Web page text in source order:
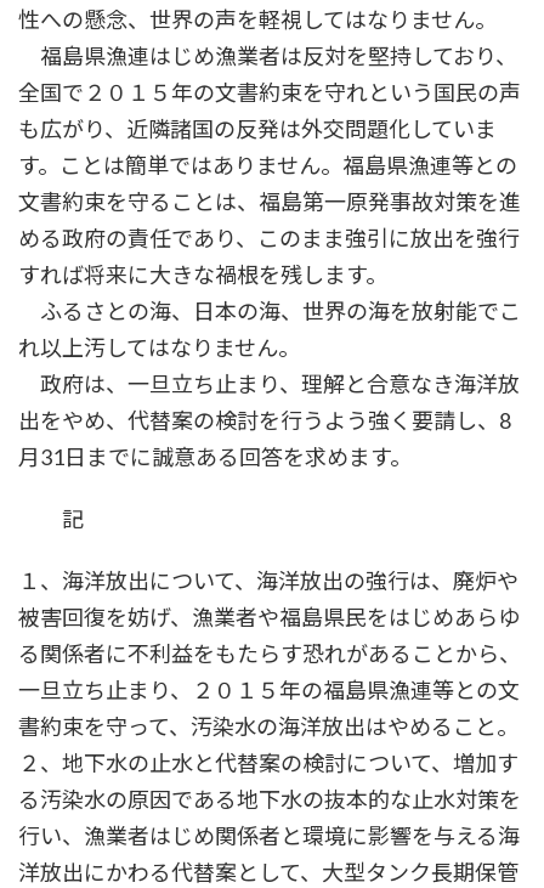
性への懸念、世界の声を軽視してはなりません。
福島県漁連はじめ漁業者は反対を堅持しており、
全国で２０１５年の文書約束を守れという国民の声
も広がり、近隣諸国の反発は外交問題化していま
す。ことは簡単ではありません。福島県漁連等との
文書約束を守ることは、福島第一原発事故対策を進
める政府の責任であり、このまま強引に放出を強行
すれば将来に大きな禍根を残します。
ふるさとの海、日本の海、世界の海を放射能でこ
れ以上汚してはなりません。
政府は、一旦立ち止まり、理解と合意なき海洋放
出をやめ、代替案の検討を行うよう強く要請し、8
月31日までに誠意ある回答を求めます。
記
１、海洋放出について、海洋放出の強行は、廃炉や
被害回復を妨げ、漁業者や福島県民をはじめあらゆ
る関係者に不利益をもたらす恐れがあることから、
一旦立ち止まり、２０１５年の福島県漁連等との文
書約束を守って、汚染水の海洋放出はやめること。
２、地下水の止水と代替案の検討について、増加す
る汚染水の原因である地下水の抜本的な止水対策を
行い、漁業者はじめ関係者と環境に影響を与える海
洋放出にかわる代替案として、大型タンク長期保管